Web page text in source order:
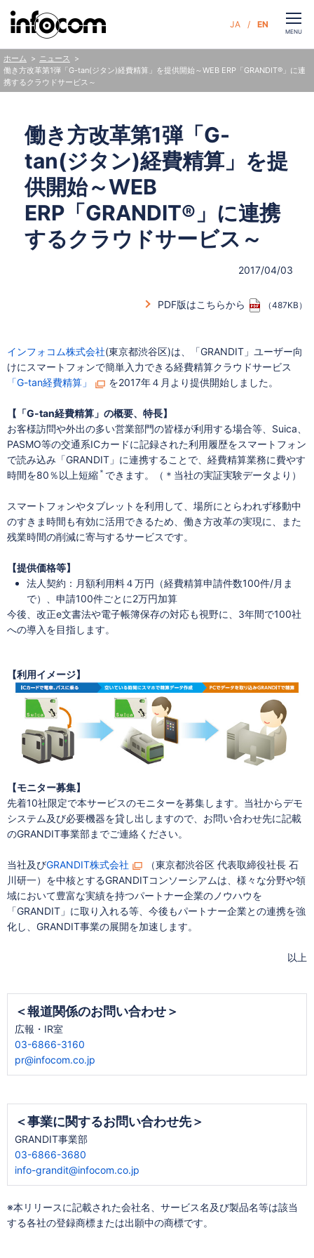
CLOSE
MENU
ニュース
働き方改革第1弾「G-tan(ジタン)経費精算」を提供開始～WEB ERP「GRANDIT®」に連
携するクラウドサービス～
働き方改革第1弾「G-
tan(ジタン)経費精算」を提
供開始～WEB
ERP「GRANDIT®」に連携
するクラウドサービス～
2017/04/03
PDF版はこちらから （487KB）
インフォコム株式会社(東京都渋谷区)は、「GRANDIT」ユーザー向
けにスマートフォンで簡単入力できる経費精算クラウドサービス
「G-tan経費精算」
を2017年４月より提供開始しました。
【「G-tan経費精算」の概要、特長】
お客様訪問や外出の多い営業部門の皆様が利用する場合等、Suica、
PASMO等の交通系ICカードに記録された利用履歴をスマートフォン
で読み込み「GRANDIT」に連携することで、経費精算業務に費やす
時間を80％以上短縮 ＊ できます。（＊当社の実証実験データより）
スマートフォンやタブレットを利用して、場所にとらわれず移動中
のすきま時間も有効に活用できるため、働き方改革の実現に、また
残業時間の削減に寄与するサービスです。
【提供価格等】
法人契約：月額利用料４万円（経費精算申請件数100件/月ま
で）、申請100件ごとに2万円加算
今後、改正e文書法や電子帳簿保存の対応も視野に、3年間で100社
への導入を目指します。
【利用イメージ】
【モニター募集】
先着10社限定で本サービスのモニターを募集します。当社からデモ
システム及び必要機器を貸し出しますので、お問い合わせ先に記載
のGRANDIT事業部までご連絡ください。
当社及びGRANDIT株式会社
（東京都渋谷区 代表取締役社長 石
川研一）を中核とするGRANDITコンソーシアムは、様々な分野や領
域において豊富な実績を持つパートナー企業のノウハウを
「GRANDIT」に取り入れる等、今後もパートナー企業との連携を強
化し、GRANDIT事業の展開を加速します。
以上
＜報道関係のお問い合わせ＞
広報・IR室
03-6866-3160
pr@infocom.co.jp
＜事業に関するお問い合わせ先＞
GRANDIT事業部
03-6866-3680
info-grandit@infocom.co.jp
※本リリースに記載された会社名、サービス名及び製品名等は該当
する各社の登録商標または出願中の商標です。
JA EN
ホーム
企業情報
サステナビリティ
ニュース
人財・採用